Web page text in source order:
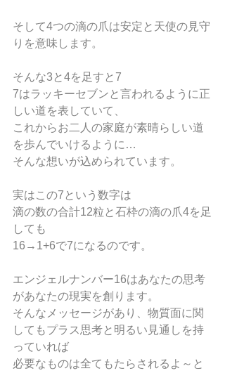
そして4つの滴の爪は安定と天使の見守
りを意味します。
そんな3と4を足すと7
7はラッキーセブンと言われるように正
しい道を表していて、
これからお二人の家庭が素晴らしい道
を歩んでいけるように…
そんな想いが込められています。
実はこの7という数字は
滴の数の合計12粒と石枠の滴の爪4を足
しても
16→1+6で7になるのです。
エンジェルナンバー16はあなたの思考
があなたの現実を創ります。
そんなメッセージがあり、物質面に関
してもプラス思考と明るい見通しを持
っていれば
必要なものは全てもたらされるよ～と